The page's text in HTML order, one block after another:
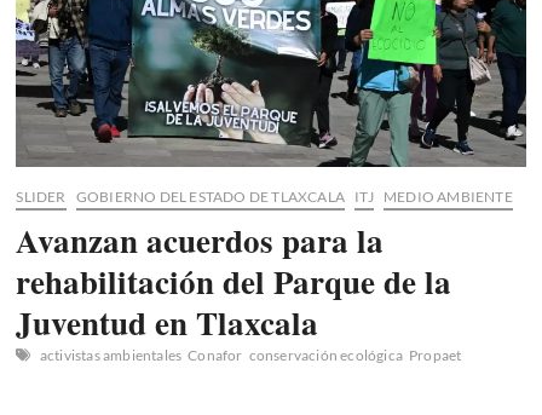
SLIDER GOBIERNO DEL ESTADO DE TLAXCALA ITJ MEDIO AMBIENTE
Avanzan acuerdos para la
rehabilitación del Parque de la
Juventud en Tlaxcala
activistas ambientales Conafor conservación ecológica Propaet